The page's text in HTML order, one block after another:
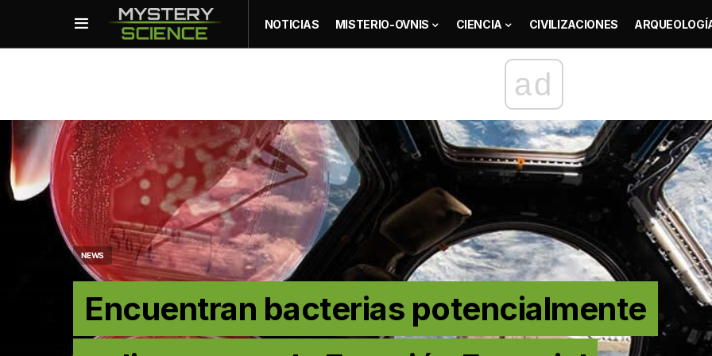
NOTICIAS MISTERIO-OVNIS CIENCIA CIVILIZACIONES
ad
NEWS
Encuentran bacterias potencialmente